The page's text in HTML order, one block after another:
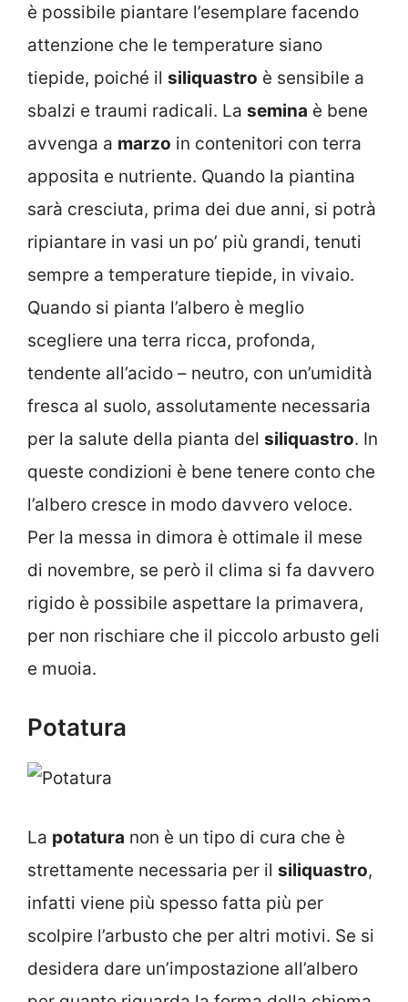
è possibile piantare l’esemplare facendo
attenzione che le temperature siano
tiepide, poiché il siliquastro è sensibile a
sbalzi e traumi radicali. La semina è bene
avvenga a marzo in contenitori con terra
apposita e nutriente. Quando la piantina
sarà cresciuta, prima dei due anni, si potrà
ripiantare in vasi un po’ più grandi, tenuti
sempre a temperature tiepide, in vivaio.
Quando si pianta l’albero è meglio
scegliere una terra ricca, profonda,
tendente all’acido – neutro, con un’umidità
fresca al suolo, assolutamente necessaria
per la salute della pianta del siliquastro. In
queste condizioni è bene tenere conto che
l’albero cresce in modo davvero veloce.
Per la messa in dimora è ottimale il mese
di novembre, se però il clima si fa davvero
rigido è possibile aspettare la primavera,
per non rischiare che il piccolo arbusto geli
e muoia.
Potatura
La potatura non è un tipo di cura che è
strettamente necessaria per il siliquastro,
infatti viene più spesso fatta più per
scolpire l’arbusto che per altri motivi. Se si
desidera dare un’impostazione all’albero